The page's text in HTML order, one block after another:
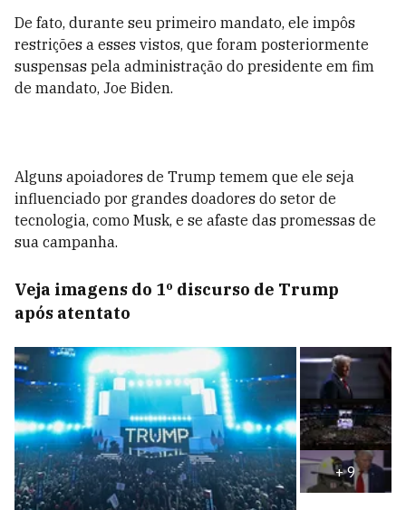
De fato, durante seu primeiro mandato, ele impôs
restrições a esses vistos, que foram posteriormente
suspensas pela administração do presidente em fim
de mandato, Joe Biden.
Alguns apoiadores de Trump temem que ele seja
influenciado por grandes doadores do setor de
tecnologia, como Musk, e se afaste das promessas de
sua campanha.
Veja imagens do 1º discurso de Trump
após atentato
+9